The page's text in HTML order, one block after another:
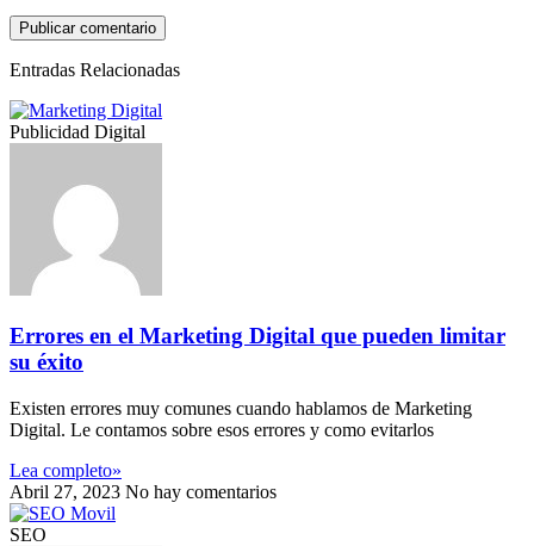
Entradas Relacionadas
Publicidad Digital
Errores en el Marketing Digital que pueden limitar
su éxito
Existen errores muy comunes cuando hablamos de Marketing
Digital. Le contamos sobre esos errores y como evitarlos
Lea completo»
Abril 27, 2023 No hay comentarios
SEO